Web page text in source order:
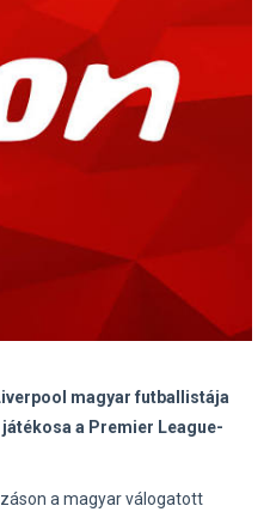
magyar futballistája
a Premier League-
a magyar válogatott